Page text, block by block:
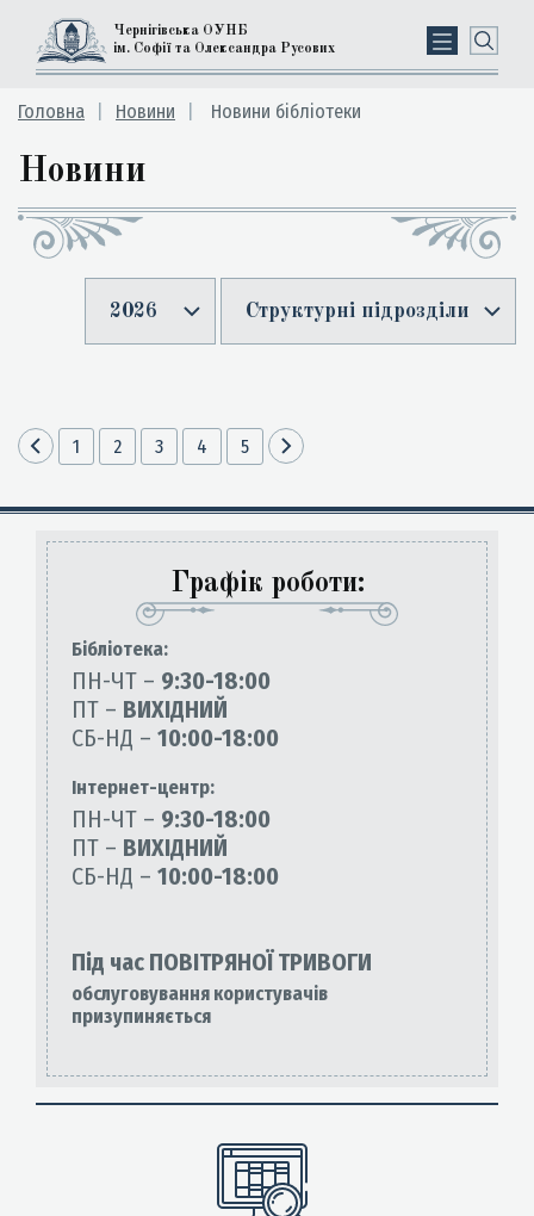
Чернігівська ОУНБ
ім. Софії та Олександра Русових
Головна Новини Новини бібліотеки
Новини
2026 Структурні підрозділи
1 2 3 4 5
Графік роботи:
Бiблiотека:
ПН-ЧТ – 9:30-18:00
ПТ – ВИХІДНИЙ
СБ-НД – 10:00-18:00
Інтернет-центр:
ПН-ЧТ – 9:30-18:00
ПТ – ВИХІДНИЙ
СБ-НД – 10:00-18:00
Під час ПОВІТРЯНОЇ ТРИВОГИ
обслуговування користувачів
призупиняється